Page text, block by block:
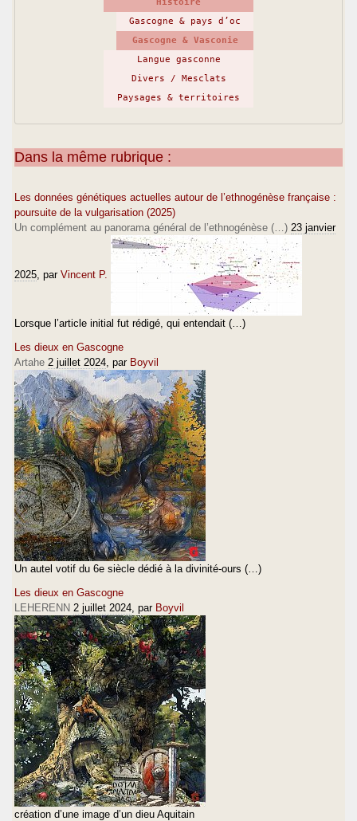
Gascogne & pays d’oc
Gascogne & Vasconie
Langue gasconne
Divers / Mesclats
Paysages & territoires
Dans la même rubrique :
Les données génétiques actuelles autour de l’ethnogénèse française :
poursuite de la vulgarisation (2025)
Un complément au panorama général de l’ethnogénèse (…) 23 janvier
2025 , par Vincent P.
Lorsque l’article initial fut rédigé, qui entendait (…)
Les dieux en Gascogne
Artahe 2 juillet 2024 , par Boyvil
Un autel votif du 6e siècle dédié à la divinité-ours (…)
Les dieux en Gascogne
LEHERENN 2 juillet 2024 , par Boyvil
création d’une image d’un dieu Aquitain